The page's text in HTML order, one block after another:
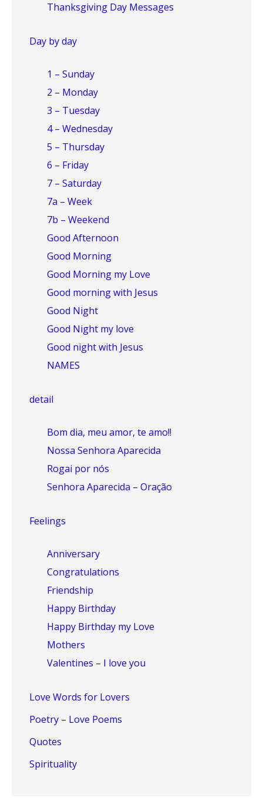
Thanksgiving Day Messages
Day by day
1 – Sunday
2 – Monday
3 – Tuesday
4 – Wednesday
5 – Thursday
6 – Friday
7 – Saturday
7a – Week
7b – Weekend
Good Afternoon
Good Morning
Good Morning my Love
Good morning with Jesus
Good Night
Good Night my love
Good night with Jesus
NAMES
detail
Bom dia, meu amor, te amo!!
Nossa Senhora Aparecida
Rogai por nós
Senhora Aparecida – Oração
Feelings
Anniversary
Congratulations
Friendship
Happy Birthday
Happy Birthday my Love
Mothers
Valentines – I love you
Love Words for Lovers
Poetry – Love Poems
Quotes
Spirituality